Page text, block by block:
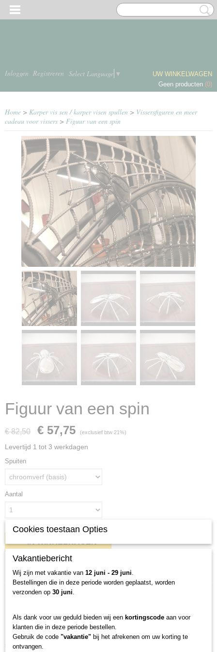
Inloggen Registreren Select Language ▼
UW WINKELWAGEN
Geen producten (0)
Home > Karper vis sen / karper visen spullen > Vissersfiguren en meer
cadeau voor vissers > Figuur van een spin
Figuur van een spin
€ 82,50 € 57,75 (exclusief btw 21%)
Levertijd 1 tot 3 werkdagen
Spuiten
Aantal
Specificaties
Productcode
0,12 Kg
Afmetingen (l,b,h)
15 x 14 x 6 cm
Omschrijving
Figuur van een spin
Een prachtig beeld van een spin gemaakt van antieke lepels, staven en
schroeven.
Cookies toestaan Opties
Vakantiebericht
Wij zijn met vakantie van 12 juni - 29 juni.
Bestellingen die in deze periode worden geplaatst, worden
verzonden op 30 juni.
Als dank voor uw geduld bieden wij een kortingscode aan voor
klanten die in deze periode bestellen.
Gebruik de code "vakantie" bij het afrekenen om uw korting te
ontvangen.